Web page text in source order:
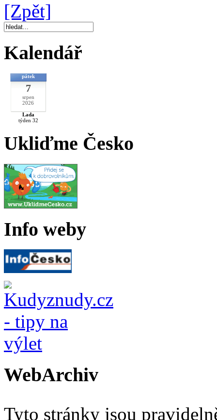
[Zpět]
Kalendář
pátek
7
srpen
2026
Lada
týden 32
Ukliďme Česko
Info weby
WebArchiv
Tyto stránky jsou